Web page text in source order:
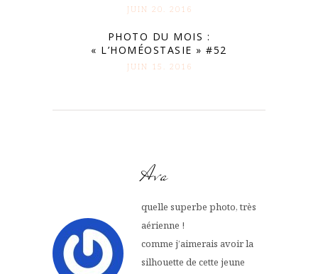
JUIN 20. 2016
PHOTO DU MOIS :
« L’HOMÉOSTASIE » #52
JUIN 15. 2016
Ava
quelle superbe photo, très
aérienne !
comme j’aimerais avoir la
silhouette de cette jeune